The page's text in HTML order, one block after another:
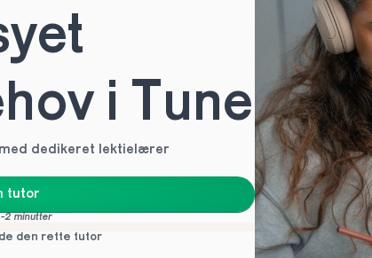
i Tune
dedikeret lektielærer
tutor
2 minutter
den rette tutor